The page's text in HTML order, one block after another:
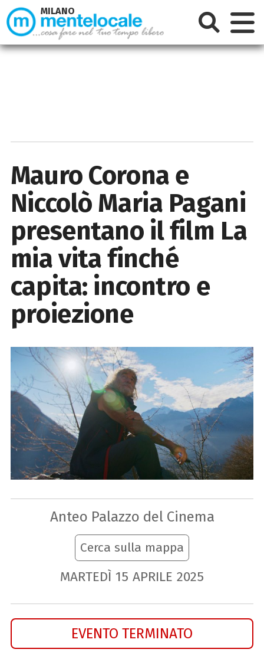
Mauro Corona e
Niccolò Maria Pagani
presentano il film La
mia vita finché
capita: incontro e
proiezione
Anteo Palazzo del Cinema
Cerca sulla mappa
MARTEDÌ 15 APRILE 2025
EVENTO TERMINATO
MILANO